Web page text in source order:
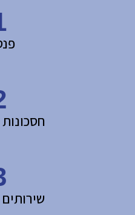
שירותים